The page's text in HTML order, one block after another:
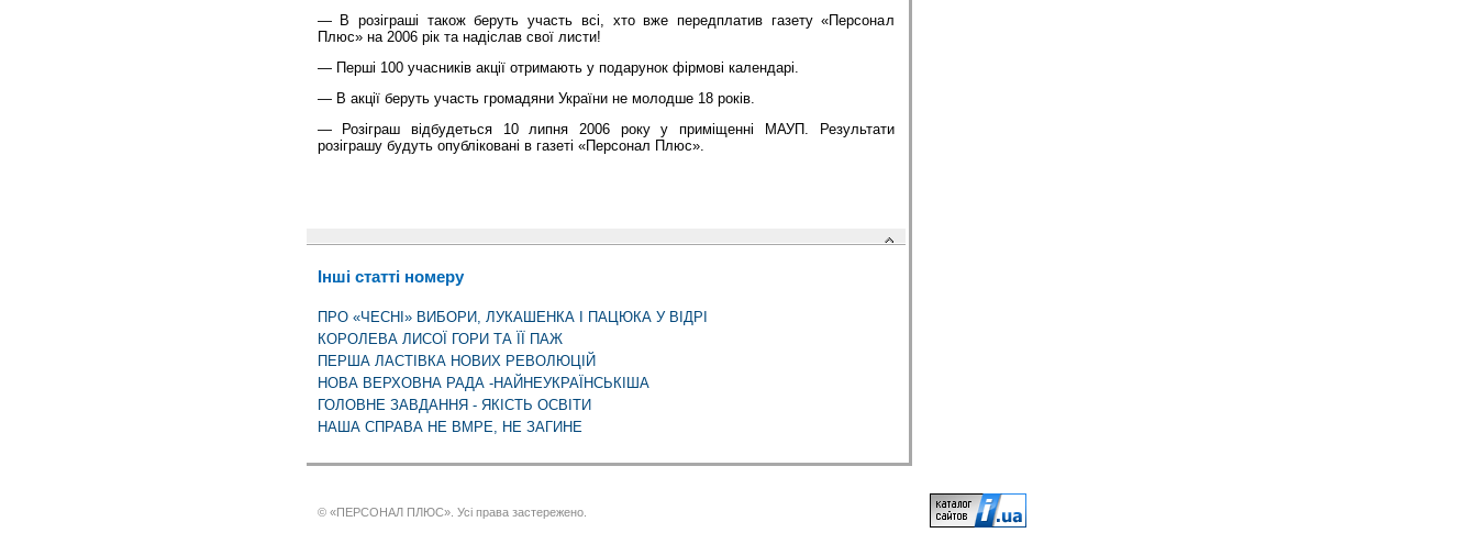
— В розіграші також беруть участь всі, хто вже передплатив газету «Персонал
Плюс» на 2006 рік та надіслав свої листи!
— Перші 100 учасників акції отримають у подарунок фірмові календарі.
— В акції беруть участь громадяни України не молодше 18 років.
— Розіграш відбудеться 10 липня 2006 року у приміщенні МАУП. Результати
розіграшу будуть опубліковані в газеті «Персонал Плюс».
Інші статті номеру
ПРО «ЧЕСНІ» ВИБОРИ, ЛУКАШЕНКА І ПАЦЮКА У ВІДРІ
КОРОЛЕВА ЛИСОЇ ГОРИ ТА ЇЇ ПАЖ
ПЕРША ЛАСТІВКА НОВИХ РЕВОЛЮЦІЙ
НОВА ВЕРХОВНА РАДА -НАЙНЕУКРАЇНСЬКІША
ГОЛОВНЕ ЗАВДАННЯ - ЯКІСТЬ ОСВІТИ
НАША СПРАВА НЕ ВМРЕ, НЕ ЗАГИНЕ
© «ПЕРСОНАЛ ПЛЮС». Усі права застережено.